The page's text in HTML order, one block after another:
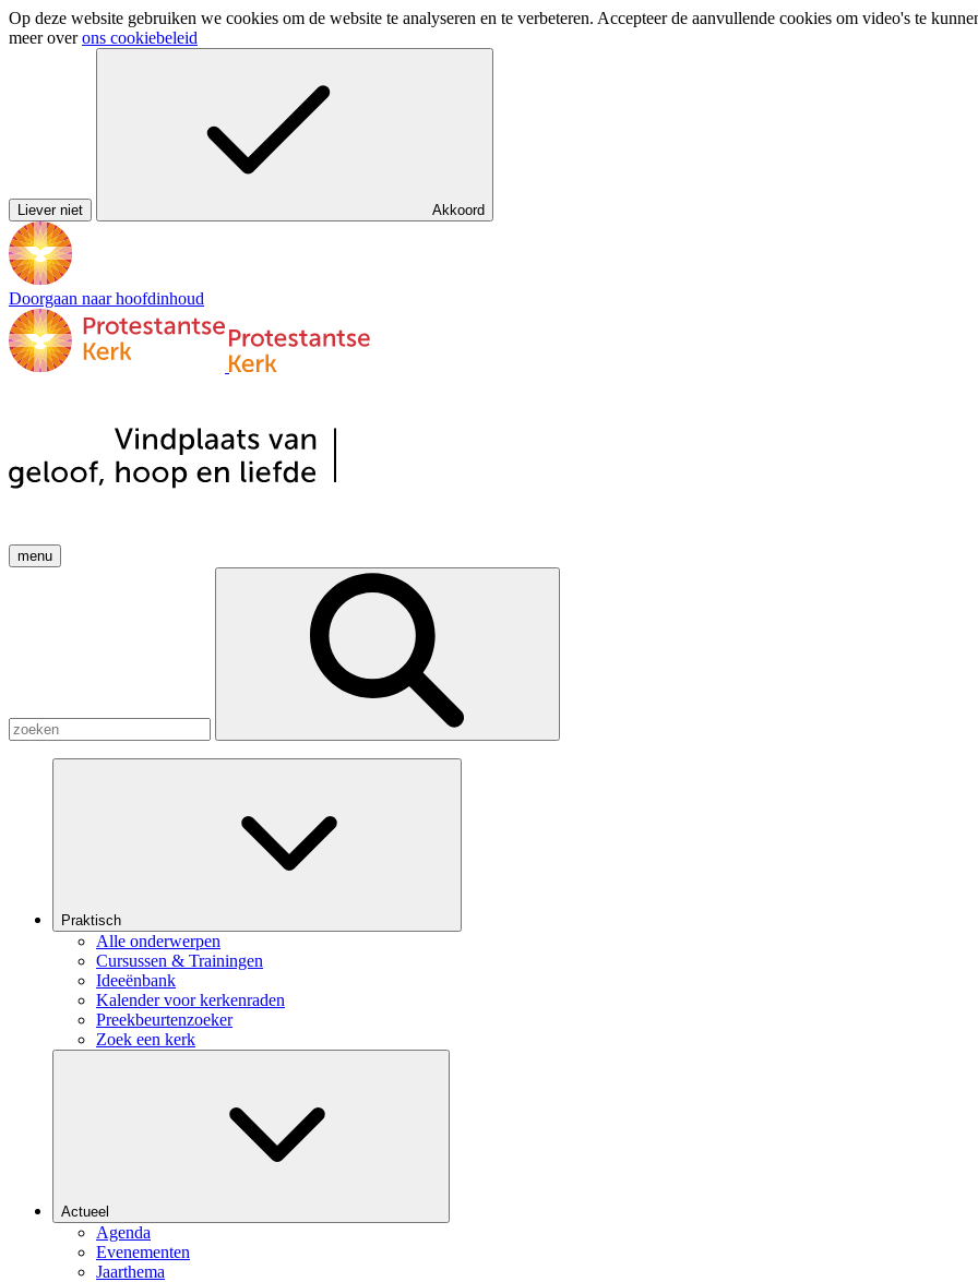
Op deze website gebruiken we cookies om de website te analyseren en te verbeteren. Accepteer de aanvullende cookies om video's te
meer overons cookiebeleid
Liever niet Akkoord
Doorgaan naar hoofdinhoud
menu
Praktisch
Alle onderwerpen
Cursussen & Trainingen
Ideeënbank
Kalender voor kerkenraden
Preekbeurtenzoeker
Zoek een kerk
Actueel
Agenda
Evenementen
Jaarthema